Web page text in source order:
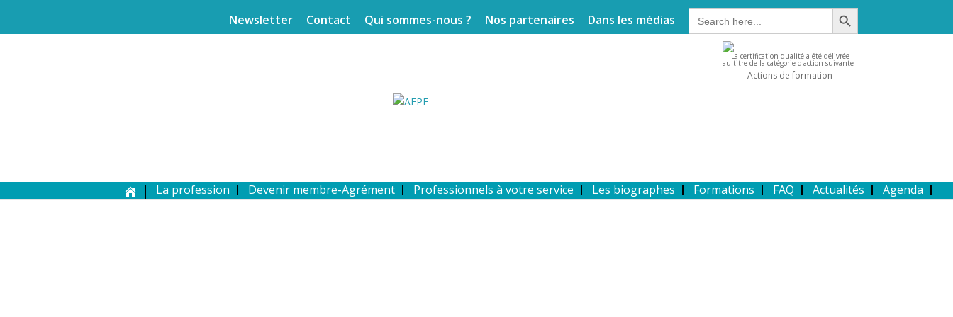
Newsletter Contact Qui sommes-nous ? Nos partenaires Dans les médias Search
for:
Search Button
La certification qualité a été délivrée
au titre de la catégorie d'action suivante :
Actions de formation
La profession Devenir membre-Agrément Professionnels à votre service Les biographes Formations FAQ Actualités Agenda